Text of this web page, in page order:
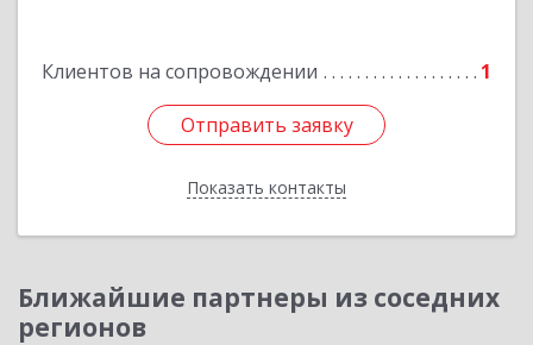
Клиентов на сопровождении 1
Отправить заявку
Показать контакты
Подробнее
Отправить заявку
Назад
Ближайшие партнеры из соседних
регионов